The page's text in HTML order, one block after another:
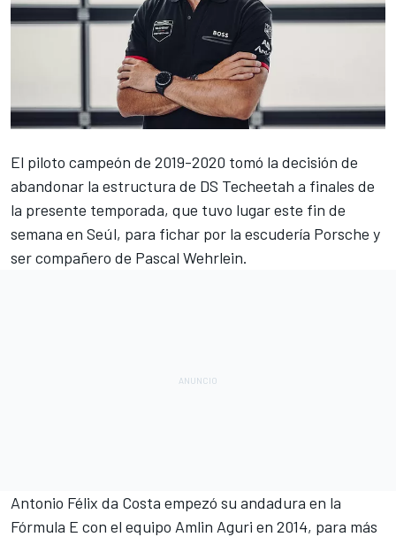
El piloto campeón de 2019-2020 tomó la decisión de
abandonar la estructura de DS Techeetah a finales de
la presente temporada, que tuvo lugar este fin de
semana en Seúl, para fichar por la escudería Porsche y
ser compañero de Pascal Wehrlein.
Antonio Félix da Costa empezó su andadura en la
Fórmula E con el equipo Amlin Aguri en 2014, para más